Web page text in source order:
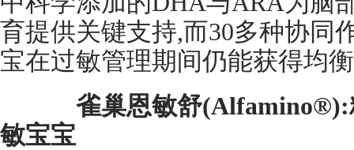
育提供关键支持,而30多种协同
宝在过敏管理期间仍能获得均
雀巢恩敏舒
敏宝宝